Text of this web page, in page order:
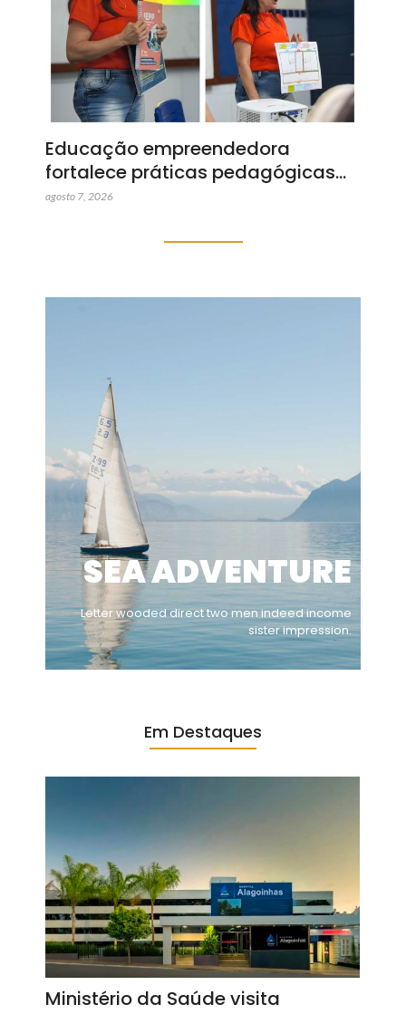
Educação empreendedora
fortalece práticas pedagógicas…
agosto 7, 2026
SEA ADVENTURE
Letter wooded direct two men indeed income
sister impression.
Em Destaques
Ministério da Saúde visita